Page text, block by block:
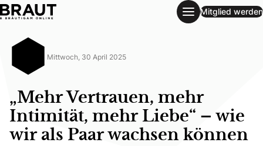
„Mehr Vertrauen, mehr Intimität, mehr Liebe“ – wie wir als
Mitglied werden
Mittwoch, 30 April 2025
„Mehr Vertrauen, mehr
Intimität, mehr Liebe“ – wie
wir als Paar wachsen können